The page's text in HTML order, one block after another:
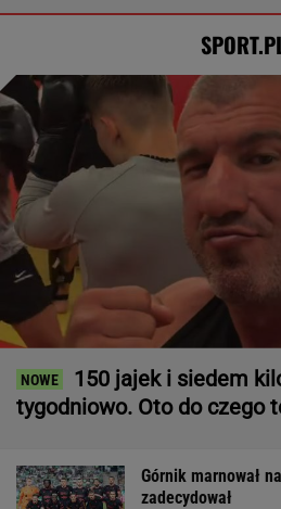
150 jajek i siedem
tygodniowo. Oto do czego
Górnik marnował
zadecydował